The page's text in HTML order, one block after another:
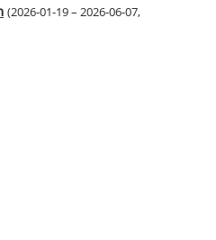
(2026-01-19 – 2026-06-07,